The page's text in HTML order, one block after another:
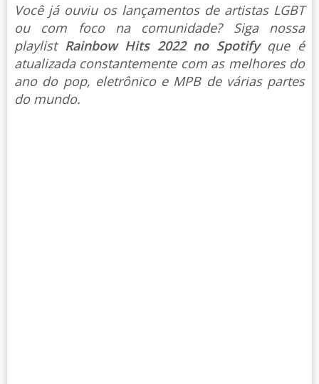
Você já ouviu os lançamentos de artistas LGBT
ou com foco na comunidade? Siga nossa
playlist Rainbow Hits 2022 no Spotify que é
atualizada constantemente com as melhores do
ano do pop, eletrônico e MPB de várias partes
do mundo.